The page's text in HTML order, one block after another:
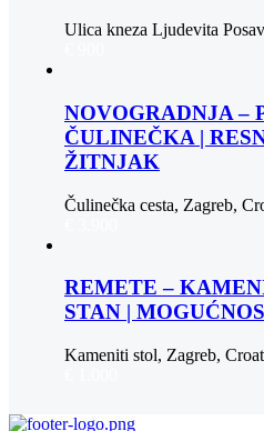
Ulica kneza Ljudevita
NOVOGRADNJA –
ČULINEČKA |
ŽITNJAK
Čulinečka cesta, Zagreb,
REMETE –
STAN |
Kameniti stol, Zagreb,